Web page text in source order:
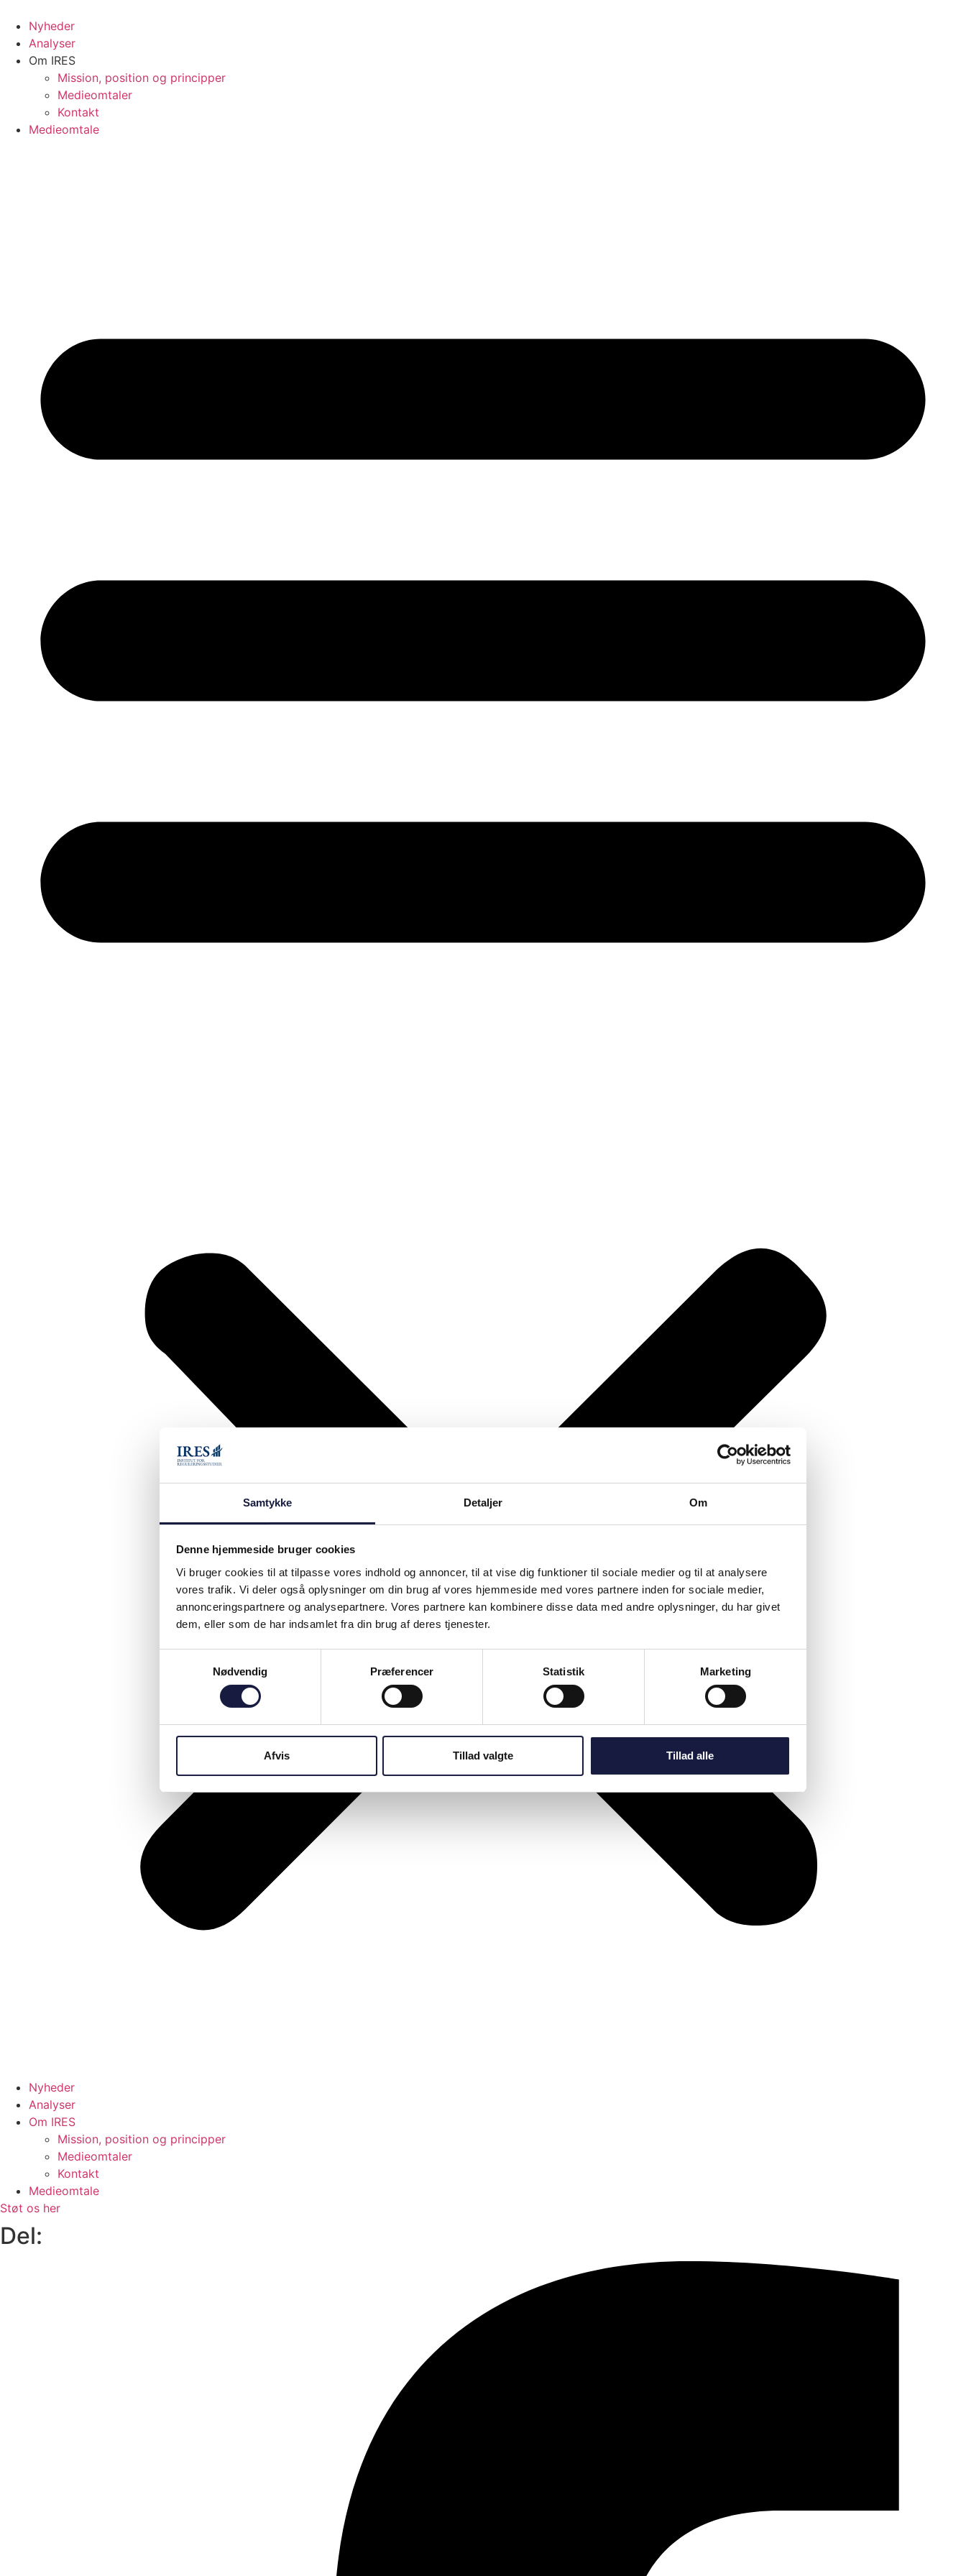
Samtykke Detaljer Om
Denne hjemmeside bruger cookies
Vi bruger cookies til at tilpasse vores indhold og annoncer, til at vise dig funktioner til sociale medier og til at analysere
vores trafik. Vi deler også oplysninger om din brug af vores hjemmeside med vores partnere inden for sociale medier,
annonceringspartnere og analysepartnere. Vores partnere kan kombinere disse data med andre oplysninger, du har givet
dem, eller som de har indsamlet fra din brug af deres tjenester.
Nødvendig
Præferencer Statistik Marketing
Afvis Tillad valgte Tillad alle
indhold
Nyheder
Analyser
Om IRES
Mission, position og principper
Medieomtaler
Kontakt
Medieomtale
Nyheder
Analyser
Om IRES
Mission, position og principper
Medieomtaler
Kontakt
Medieomtale
Støt os her
Del: